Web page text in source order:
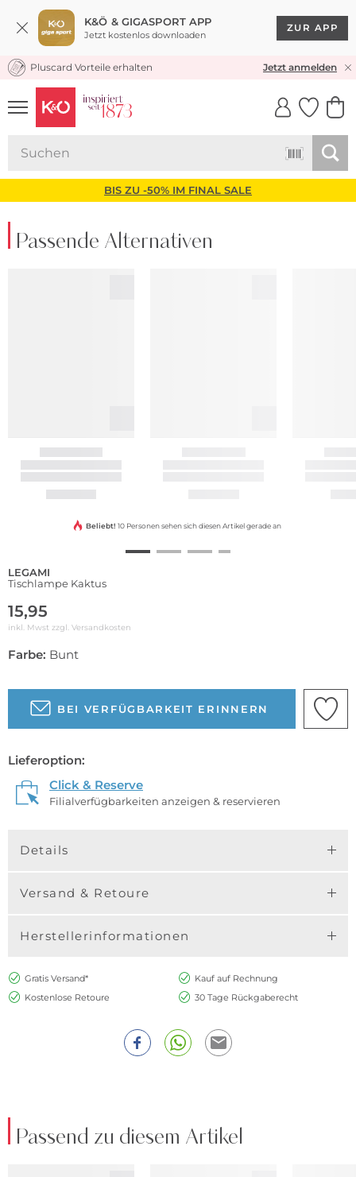
K&Ö & GIGASPORT APP
Jetzt kostenlos downloaden
ZUR APP
KOSTENLOSER VERSAND* & RÜCKVERSAND
Pluscard Vorteile erhalten Jetzt anmelden
UNSERE APP
CLICK &
BIS ZU -50% IM FINAL SALE
Passende Alternativen
Beliebt! 10 Personen sehen sich diesen Artikel gerade an
LEGAMI
Tischlampe Kaktus
15,95
inkl. Mwst zzgl. Versandkosten
Farbe: Bunt
BEI VERFÜGBARKEIT ERINNERN
Lieferoption:
Click & Reserve
Filialverfügbarkeiten anzeigen & reservieren
Details
Versand & Retoure
Herstellerinformationen
Gratis Versand*
Kauf auf Rechnung
Kostenlose Retoure
30 Tage Rückgaberecht
Passend zu diesem Artikel